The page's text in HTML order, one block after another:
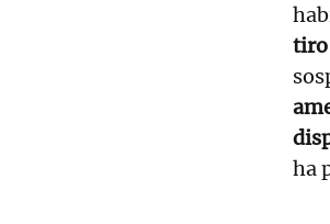
tiro
ha